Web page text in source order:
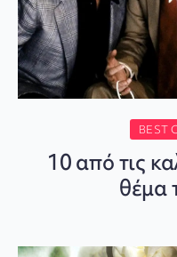
BEST
10 από τις
θέμα